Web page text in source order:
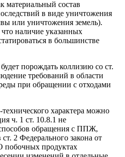
материальный состав
в виде уничтожения
или уничтожения земель).
наличие указанных
в большинстве
порождать коллизию со ст.
требований в области
при обращении с отходами
характера можно
ч. 1 ст. 10.8.1 не
обращения с ППЖ,
2 Федерального закона от
продуктах